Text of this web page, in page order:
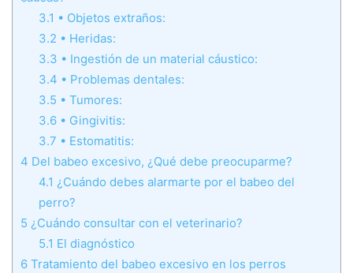
3.1 • Objetos extraños:
3.2 • Heridas:
3.3 • Ingestión de un material cáustico:
3.4 • Problemas dentales:
3.5 • Tumores:
3.6• Gingivitis:
3.7 • Estomatitis:
4 Del babeo excesivo, ¿Qué debe preocuparme?
4.1 ¿Cuándo debes alarmarte por el babeo del
perro?
5 ¿Cuándo consultar con el veterinario?
5.1 El diagnóstico
6 Tratamiento del babeo excesivo en los perros